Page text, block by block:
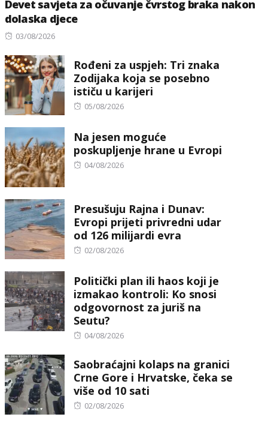
Devet savjeta za očuvanje čvrstog braka nakon
dolaska djece
Posted
03/08/2026
Rođeni za uspjeh: Tri znaka
Zodijaka koja se posebno
ističu u karijeri
Posted
05/08/2026
Na jesen moguće
poskupljenje hrane u Evropi
Posted
04/08/2026
Presušuju Rajna i Dunav:
Evropi prijeti privredni udar
od 126 milijardi evra
Posted
02/08/2026
Politički plan ili haos koji je
izmakao kontroli: Ko snosi
odgovornost za juriš na
Seutu?
Posted
04/08/2026
Saobraćajni kolaps na granici
Crne Gore i Hrvatske, čeka se
više od 10 sati
Posted
02/08/2026